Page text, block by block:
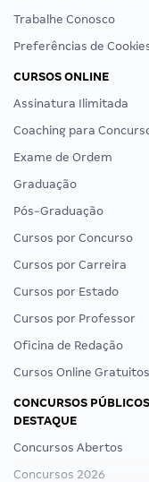
Trabalhe Conosco
Preferências de
CURSOS ONLINE
Assinatura Ilimitada
Coaching para
Exame de Ordem
Graduação
Pós-Graduação
Cursos por Concurso
Cursos por Carreira
Cursos por Estado
Cursos por Professor
Oficina de Redação
Cursos Online Gratuitos
CONCURSOS
DESTAQUE
Concursos Abertos
Concursos 2026